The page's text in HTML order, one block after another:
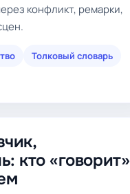
конфликт, ремарки,
Толковый словарь
кто «говорит»